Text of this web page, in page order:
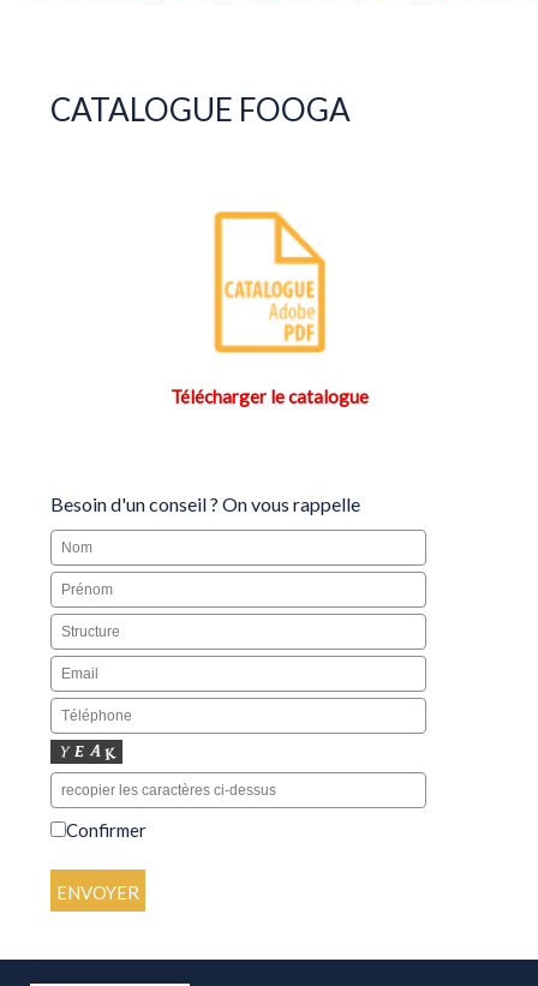
CATALOGUE FOOGA
Télécharger le catalogue
Besoin d'un conseil ? On vous rappelle
Confirmer